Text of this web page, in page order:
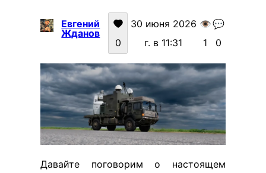
Евгений
Жданов
0
30 июня 2026
г. в 11:31
👁️
1
💬
0
Давайте поговорим о настоящем